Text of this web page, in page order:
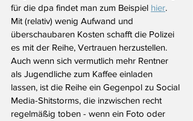
für die dpa findet man zum Beispiel hier.
Mit (relativ) wenig Aufwand und
überschaubaren Kosten schafft die Polizei
es mit der Reihe, Vertrauen herzustellen.
Auch wenn sich vermutlich mehr Rentner
als Jugendliche zum Kaffee einladen
lassen, ist die Reihe ein Gegenpol zu Social
Media-Shitstorms, die inzwischen recht
regelmäßig toben - wenn ein Foto oder